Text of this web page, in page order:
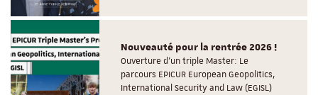
Nouveauté pour la rentrée 2026 !
Ouverture d'un triple Master: Le
parcours EPICUR European Geopolitics,
International Security and Law (EGISL)